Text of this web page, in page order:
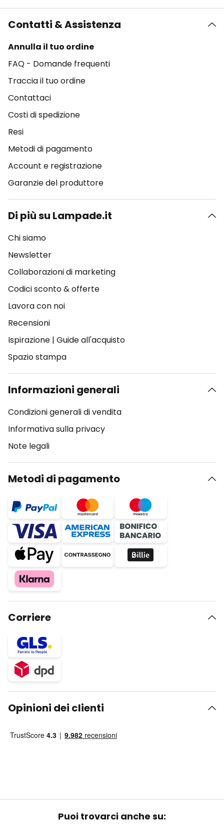
Contatti & Assistenza
Annulla il tuo ordine
FAQ - Domande frequenti
Traccia il tuo ordine
Contattaci
Costi di spedizione
Resi
Metodi di pagamento
Account e registrazione
Garanzie del produttore
Di più su Lampade.it
Chi siamo
Newsletter
Collaborazioni di marketing
Codici sconto & offerte
Lavora con noi
Recensioni
Ispirazione | Guide all'acquisto
Spazio stampa
Informazioni generali
Condizioni generali di vendita
Informativa sulla privacy
Note legali
Metodi di pagamento
Corriere
Opinioni dei clienti
Puoi trovarci anche su: